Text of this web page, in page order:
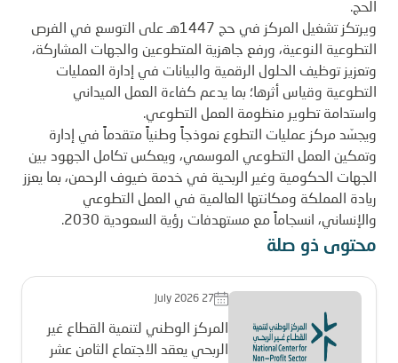
الحج.
ويرتكز تشغيل المركز في حج 1447هـ على التوسع في الفرص
التطوعية النوعية، ورفع جاهزية المتطوعين والجهات المشاركة،
وتعزيز توظيف الحلول الرقمية والبيانات في إدارة العمليات
التطوعية وقياس أثرها؛ بما يدعم كفاءة العمل الميداني
واستدامة تطوير منظومة العمل التطوعي.
ويجسّد مركز عمليات التطوع نموذجاً وطنياً متقدماً في إدارة
وتمكين العمل التطوعي الموسمي، ويعكس تكامل الجهود بين
الجهات الحكومية وغير الربحية في خدمة ضيوف الرحمن، بما يعزز
ريادة المملكة ومكانتها العالمية في العمل التطوعي
والإنساني، انسجاماً مع مستهدفات رؤية السعودية 2030.
محتوى ذو صلة
July 2026 27
المركز الوطني لتنمية القطاع غير
الربحي يعقد الاجتماع الثامن عشر